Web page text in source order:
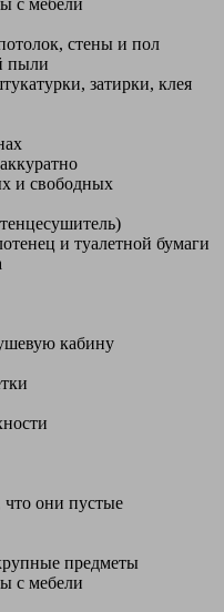
с мебели
стены и пол
пыли
затирки, клея
и свободных
и туалетной бумаги
кабину
они пустые
предметы
с мебели